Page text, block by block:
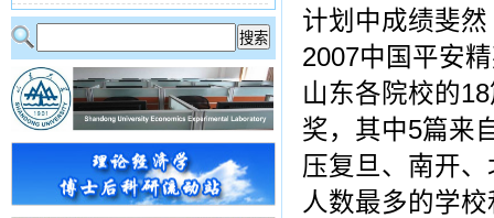
计划中成绩斐然
2007中国平安
山东各院校的
奖，其中5篇来
压复旦、南开
人数最多的学